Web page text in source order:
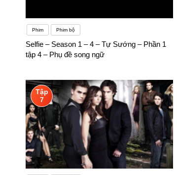
Phim Phim bộ
Selfie – Season 1 – 4 – Tự Sướng – Phần 1
tập 4 – Phụ đề song ngữ
Tập
7